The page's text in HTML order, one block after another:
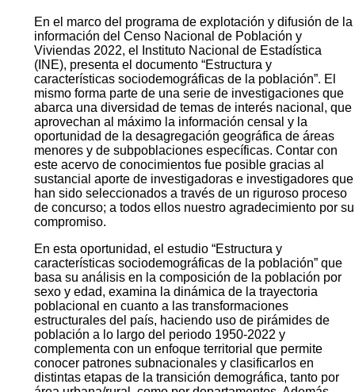
En el marco del programa de explotación y difusión de la
información del Censo Nacional de Población y
Viviendas 2022, el Instituto Nacional de Estadística
(INE), presenta el documento “Estructura y
características sociodemográficas de la población”. El
mismo forma parte de una serie de investigaciones que
abarca una diversidad de temas de interés nacional, que
aprovechan al máximo la información censal y la
oportunidad de la desagregación geográfica de áreas
menores y de subpoblaciones específicas. Contar con
este acervo de conocimientos fue posible gracias al
sustancial aporte de investigadoras e investigadores que
han sido seleccionados a través de un riguroso proceso
de concurso; a todos ellos nuestro agradecimiento por su
compromiso.
En esta oportunidad, el estudio “Estructura y
características sociodemográficas de la población” que
basa su análisis en la composición de la población por
sexo y edad, examina la dinámica de la trayectoria
poblacional en cuanto a las transformaciones
estructurales del país, haciendo uso de pirámides de
población a lo largo del periodo 1950-2022 y
complementa con un enfoque territorial que permite
conocer patrones subnacionales y clasificarlos en
distintas etapas de la transición demográfica, tanto por